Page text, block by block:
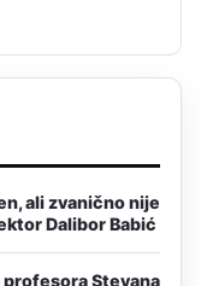
ali zvanično nije
Dalibor Babić
profesora Stevana